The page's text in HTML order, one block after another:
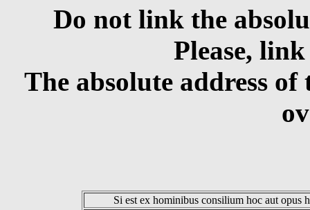
Do not link the
Please,
The absolute address
Si est ex hominibus consilium hoc aut opus